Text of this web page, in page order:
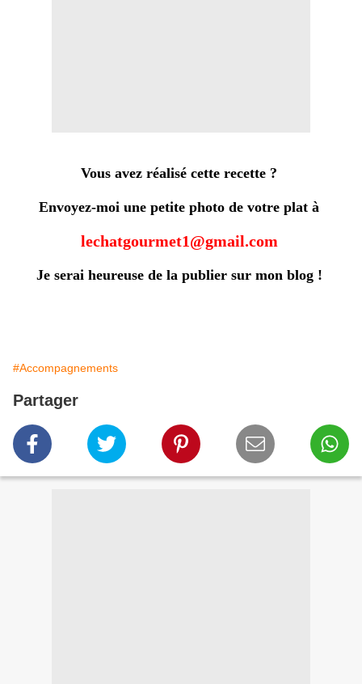
Vous avez réalisé cette recette ?
Envoyez-moi une petite photo de votre plat à
lechatgourmet1@gmail.com
Je serai heureuse de la publier sur mon blog !
#Accompagnements
Partager